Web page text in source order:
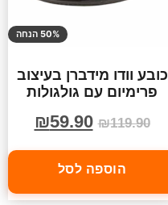
50% הנחה
כובע וודו מידברן בעיצוב
פרימיום עם גולגולות
₪119.90
₪59.90
הוספה לסל